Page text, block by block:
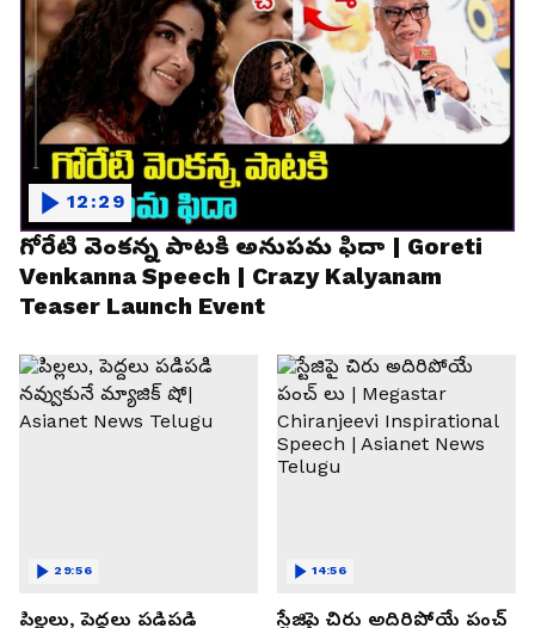
గోరేటి వెంకన్న పాటకి అనుపమ ఫిదా | Goreti
Venkanna Speech | Crazy Kalyanam
Teaser Launch Event
12:29
పిల్లలు, పెద్దలు పడిపడి
29:56
స్టేజిపై చిరు అదిరిపోయే పంచ్
14:56